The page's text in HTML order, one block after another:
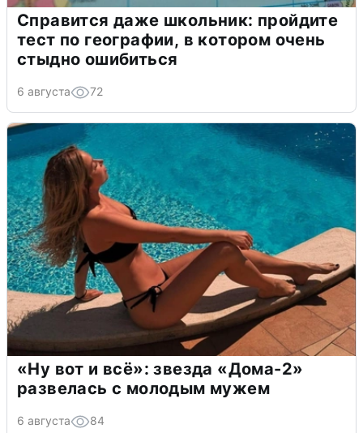
Справится даже школьник: пройдите
тест по географии, в котором очень
стыдно ошибиться
6 августа 72
«Ну вот и всё»: звезда «Дома-2»
развелась с молодым мужем
6 августа 84